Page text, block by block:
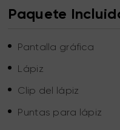
Paquete
Pantalla gráfica
Lápiz
Clip del lápiz
Puntas para lápiz